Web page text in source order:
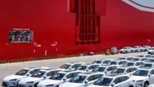
Manşet
Köşe Yazıları